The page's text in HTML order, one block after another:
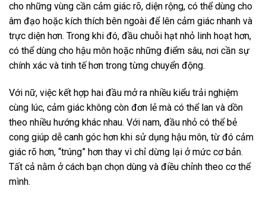
cho những vùng cần cảm giác rõ, diện rộng, có thể dùng cho
âm đạo hoặc kích thích bên ngoài để lên cảm giác nhanh và
trực diện hơn. Trong khi đó, đầu chuỗi hạt nhỏ linh hoạt hơn,
có thể dùng cho hậu môn hoặc những điểm sâu, nơi cần sự
chính xác và tinh tế hơn trong từng chuyển động.
Với nữ, việc kết hợp hai đầu mở ra nhiều kiểu trải nghiệm
cùng lúc, cảm giác không còn đơn lẻ mà có thể lan và dồn
theo nhiều hướng khác nhau. Với nam, đầu nhỏ có thể bẻ
cong giúp dễ canh góc hơn khi sử dụng hậu môn, từ đó cảm
giác rõ hơn, “trúng” hơn thay vì chỉ dừng lại ở mức cơ bản.
Tất cả nằm ở cách bạn chọn dùng và điều chỉnh theo cơ thể
mình.